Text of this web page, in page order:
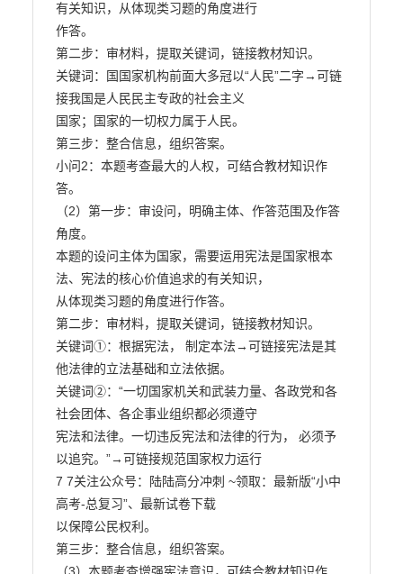
有关知识，从体现类习题的角度进行
作答。
第二步：审材料，提取关键词，链接教材知识。
关键词：国国家机构前面大多冠以“人民”二字→可链
接我国是人民民主专政的社会主义
国家；国家的一切权力属于人民。
第三步：整合信息，组织答案。
小问2：本题考查最大的人权，可结合教材知识作
答。
（2）第一步：审设问，明确主体、作答范围及作答
角度。
本题的设问主体为国家，需要运用宪法是国家根本
法、宪法的核心价值追求的有关知识，
从体现类习题的角度进行作答。
第二步：审材料，提取关键词，链接教材知识。
关键词①：根据宪法， 制定本法→可链接宪法是其
他法律的立法基础和立法依据。
关键词②：“一切国家机关和武装力量、各政党和各
社会团体、各企事业组织都必须遵守
宪法和法律。一切违反宪法和法律的行为， 必须予
以追究。”→可链接规范国家权力运行
7 7关注公众号：陆陆高分冲刺 ~领取：最新版“小中
高考-总复习”、最新试卷下载
以保障公民权利。
第三步：整合信息，组织答案。